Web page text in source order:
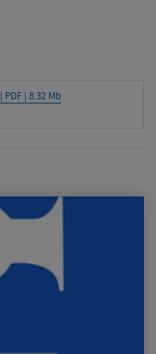
| PDF | 8.32 Mb